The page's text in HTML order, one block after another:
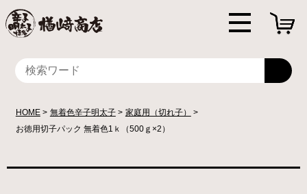
HOME 無着色辛子明太子
家庭用（切れ子）
お徳用切子パック 無着色1ｋ（500ｇ×2）